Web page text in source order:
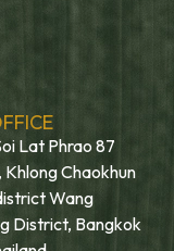
Lat Phrao 87
Khlong Chaokhun
Wang
District, Bangkok